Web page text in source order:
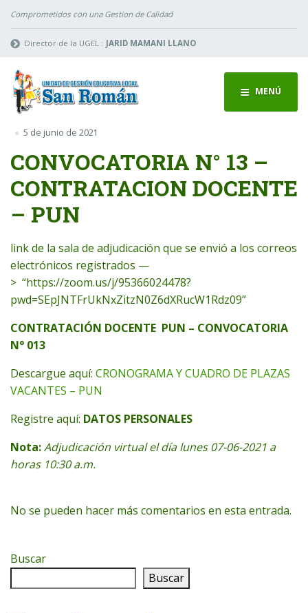
Comprometidos con una Gestion de Calidad
Director de la UGEL : JARID MAMANI LLANO
MENÚ
5 de junio de 2021
CONVOCATORIA N° 13 –
CONTRATACION DOCENTE
– PUN
link de la sala de adjudicación que se envió a los correos
electrónicos registrados —
> “https://zoom.us/j/95366024478?
pwd=SEpJNTFrUkNxZitzN0Z6dXRucW1Rdz09”
CONTRATACIÓN DOCENTE PUN – CONVOCATORIA
N° 013
Descargue aquí: CRONOGRAMA Y CUADRO DE PLAZAS
VACANTES – PUN
Registre aquí: DATOS PERSONALES
Nota:Adjudicación virtual el día lunes 07-06-2021 a
horas 10:30 a.m.
No se pueden hacer más comentarios en esta entrada.
Buscar
Buscar